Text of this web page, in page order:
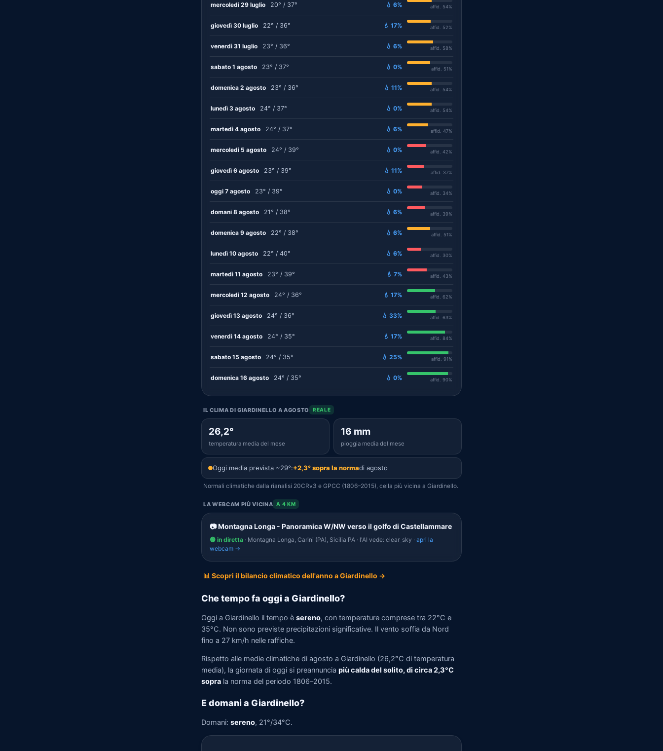
mercoledì 29 luglio 20° / 37° 💧 6% affid. 54%
giovedì 30 luglio 22° / 36° 💧 17% affid. 52%
venerdì 31 luglio 23° / 36° 💧 6% affid. 58%
sabato 1 agosto 23° / 37° 💧 0% affid. 51%
domenica 2 agosto 23° / 36° 💧 11% affid. 54%
lunedì 3 agosto 24° / 37° 💧 0% affid. 54%
martedì 4 agosto 24° / 37° 💧 6% affid. 47%
mercoledì 5 agosto 24° / 39° 💧 0% affid. 42%
giovedì 6 agosto 23° / 39° 💧 11% affid. 37%
oggi 7 agosto 23° / 39° 💧 0% affid. 34%
domani 8 agosto 21° / 38° 💧 6% affid. 39%
domenica 9 agosto 22° / 38° 💧 6% affid. 51%
lunedì 10 agosto 22° / 40° 💧 6% affid. 30%
martedì 11 agosto 23° / 39° 💧 7% affid. 43%
mercoledì 12 agosto 24° / 36° 💧 17% affid. 62%
giovedì 13 agosto 24° / 36° 💧 33% affid. 63%
venerdì 14 agosto 24° / 35° 💧 17% affid. 84%
sabato 15 agosto 24° / 35° 💧 25% affid. 91%
domenica 16 agosto 24° / 35° 💧 0% affid. 90%
IL CLIMA DI GIARDINELLO A AGOSTO REALE
26,2°
temperatura media del mese
16 mm
pioggia media del mese
Oggi media prevista ~29°:+2,3° sopra la normadi agosto
Normali climatiche dalla rianalisi 20CRv3 e GPCC (1806–2015), cella più vicina a Giardinello.
LA WEBCAM PIÙ VICINA A 4 KM
📷 Montagna Longa - Panoramica W/NW verso il golfo di Castellammare
🟢 in diretta · Montagna Longa, Carini (PA), Sicilia PA · l'AI vede: clear_sky · apri la
webcam →
📊 Scopri il bilancio climatico dell'anno a Giardinello →
Che tempo fa oggi a Giardinello?
Oggi a Giardinello il tempo è sereno, con temperature comprese tra 22°C e
35°C. Non sono previste precipitazioni significative. Il vento soffia da Nord
fino a 27 km/h nelle raffiche.
Rispetto alle medie climatiche di agosto a Giardinello (26,2°C di temperatura
media), la giornata di oggi si preannuncia più calda del solito, di circa 2,3°C
sopra la norma del periodo 1806–2015.
E domani a Giardinello?
Domani: sereno, 21°/34°C.